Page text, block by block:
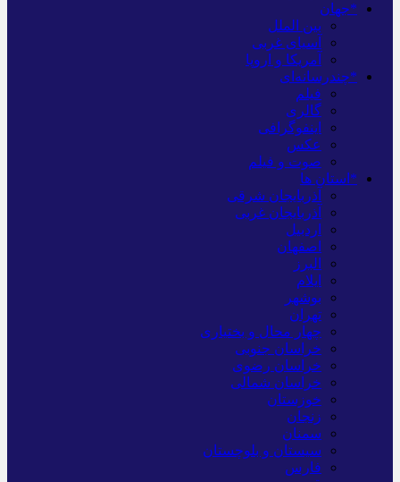
*جهان
بین الملل
آسیای غربی
آمریکا و اروپا
*چندرسانه‌ای
فیلم
گالری
اینفوگرافی
عکس
صوت و فیلم
*استان ها
آذربایجان شرقی
آذربایجان غربی
اردبیل
اصفهان
البرز
ایلام
بوشهر
تهران
چهار محال و بختیاری
خراسان جنوبی
خراسان رضوی
خراسان شمالی
خوزستان
زنجان
سمنان
سیستان و بلوچستان
فارس